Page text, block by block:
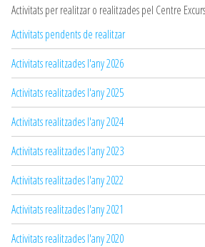
Activitats per realitzar o realitzades pel Centre
Activitats pendents de realitzar
Activitats realitzades l'any 2026
Activitats realitzades l'any 2025
Activitats realitzades l'any 2024
Activitats realitzades l'any 2023
Activitats realitzades l'any 2022
Activitats realitzades l'any 2021
Activitats realitzades l'any 2020